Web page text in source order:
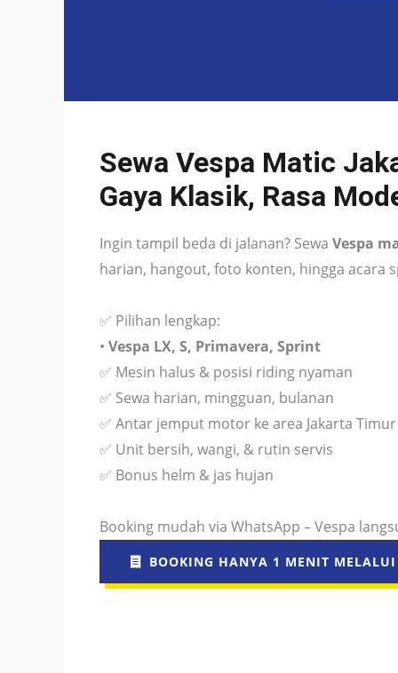
Sewa Vespa Matic
Gaya Klasik, Rasa
Ingin tampil beda di jalanan? Sewa Vespa
harian, hangout, foto konten, hingga acara
✅ Pilihan lengkap:
• Vespa LX, S, Primavera, Sprint
✅ Mesin halus & posisi riding nyaman
✅ Sewa harian, mingguan, bulanan
✅ Antar jemput motor ke area Jakarta
✅ Unit bersih, wangi, & rutin servis
✅ Bonus helm & jas hujan
Booking mudah via WhatsApp – Vespa
BOOKING HANYA 1 MENIT